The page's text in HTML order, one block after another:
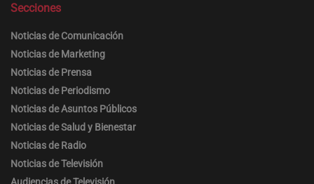
Secciones
Noticias de Comunicación
Noticias de Marketing
Noticias de Prensa
Noticias de Periodismo
Noticias de Asuntos Públicos
Noticias de Salud y Bienestar
Noticias de Radio
Noticias de Televisión